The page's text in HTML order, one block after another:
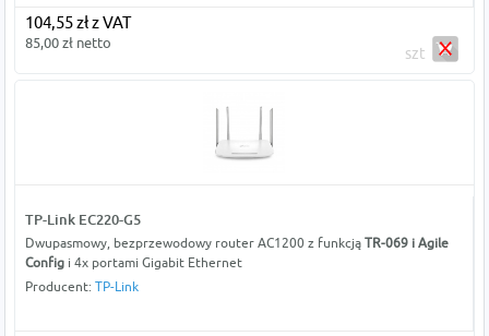
104,55 zł z VAT
85,00 zł netto
szt
TP-Link EC220-G5
Dwupasmowy, bezprzewodowy router AC1200 z funkcją TR-069 i Agile
Configi 4x portami Gigabit Ethernet
Producent: TP-Link